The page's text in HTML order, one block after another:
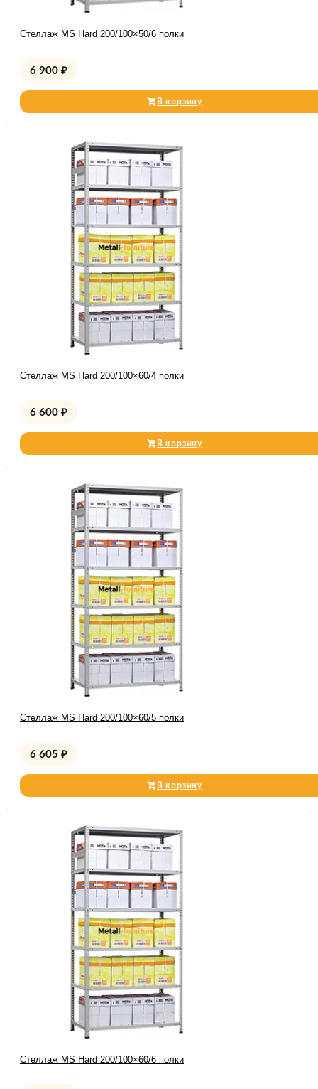
Стеллаж MS Hard 200/100×50/6 полки
6 900 ₽
В корзину
Стеллаж MS Hard 200/100×60/4 полки
6 600 ₽
В корзину
Стеллаж MS Hard 200/100×60/5 полки
6 605 ₽
В корзину
Стеллаж MS Hard 200/100×60/6 полки